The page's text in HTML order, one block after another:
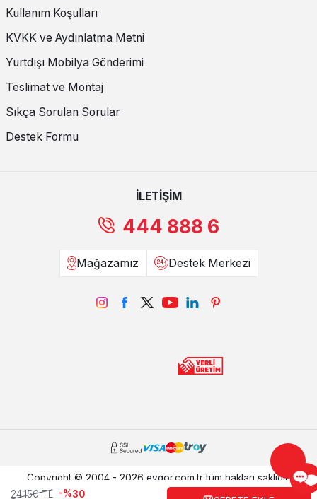
24.150TL -%30
Kullanım Koşulları
KVKK ve Aydınlatma Metni
Yurtdışı Mobilya Gönderimi
Teslimat ve Montaj
Sıkça Sorulan Sorular
Destek Formu
İLETİŞİM
444 888 6
Mağazamız Destek Merkezi
Copyright © 2004 - 2026 evgor.com.tr tüm hakları saklıdır.